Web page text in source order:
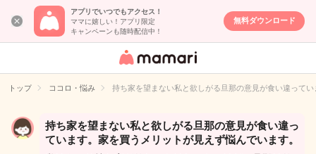
アプリでいつでもアクセス！
ママに嬉しい！アプリ限定
キャンペーンも随時配信中！
無料ダウンロード
女性専用匿名QA
イト
トップ ココロ・悩み 持ち家を望まない私と欲しがる旦那の意見が食い違って
持ち家を望まない私と欲しがる旦那の意見が食い違っ
ています。家を買うメリットが見えず悩んでいます。